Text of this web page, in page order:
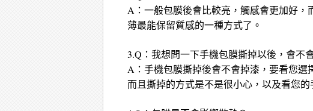
A：一般包膜後會比較亮，觸感會更加好
薄最能保留質感的一種方式了。
3.Q：我想問一下手機包膜撕掉以後，會不
A：手機包膜撕掉後會不會掉漆，要看您選
而且撕掉的方式是不是很小心，以及看您的